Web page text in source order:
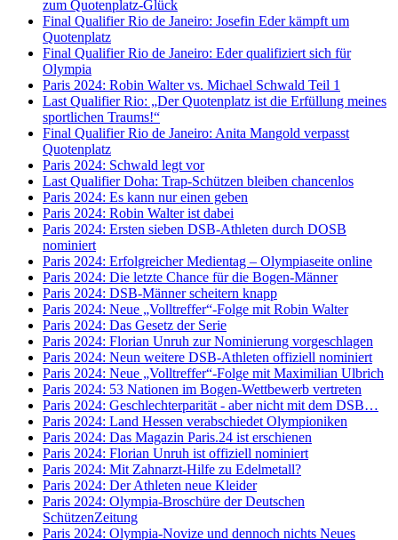
zum Quotenplatz-Glück
Final Qualifier Rio de Janeiro: Josefin Eder kämpft um
Quotenplatz
Final Qualifier Rio de Janeiro: Eder qualifiziert sich für
Olympia
Paris 2024: Robin Walter vs. Michael Schwald Teil 1
Last Qualifier Rio: „Der Quotenplatz ist die Erfüllung meines
sportlichen Traums!“
Final Qualifier Rio de Janeiro: Anita Mangold verpasst
Quotenplatz
Paris 2024: Schwald legt vor
Last Qualifier Doha: Trap-Schützen bleiben chancenlos
Paris 2024: Es kann nur einen geben
Paris 2024: Robin Walter ist dabei
Paris 2024: Ersten sieben DSB-Athleten durch DOSB
nominiert
Paris 2024: Erfolgreicher Medientag – Olympiaseite online
Paris 2024: Die letzte Chance für die Bogen-Männer
Paris 2024: DSB-Männer scheitern knapp
Paris 2024: Neue „Volltreffer“-Folge mit Robin Walter
Paris 2024: Das Gesetz der Serie
Paris 2024: Florian Unruh zur Nominierung vorgeschlagen
Paris 2024: Neun weitere DSB-Athleten offiziell nominiert
Paris 2024: Neue „Volltreffer“-Folge mit Maximilian Ulbrich
Paris 2024: 53 Nationen im Bogen-Wettbewerb vertreten
Paris 2024: Geschlechterparität - aber nicht mit dem DSB…
Paris 2024: Land Hessen verabschiedet Olympioniken
Paris 2024: Das Magazin Paris.24 ist erschienen
Paris 2024: Florian Unruh ist offiziell nominiert
Paris 2024: Mit Zahnarzt-Hilfe zu Edelmetall?
Paris 2024: Der Athleten neue Kleider
Paris 2024: Olympia-Broschüre der Deutschen
SchützenZeitung
Paris 2024: Olympia-Novize und dennoch nichts Neues